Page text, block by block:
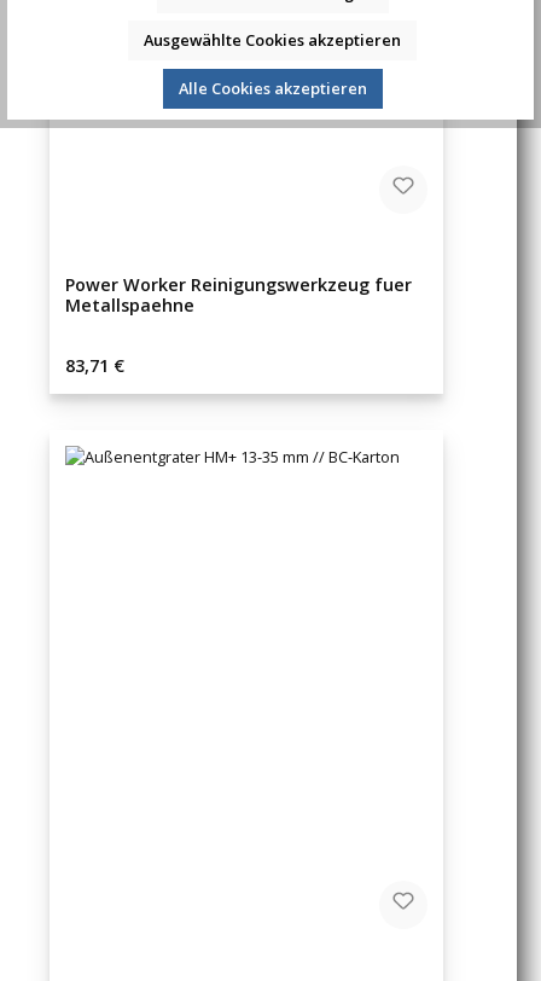
Power Worker Reinigungswerkzeug fuer
Metallspaehne
Regulärer Preis:
83,71 €
Ausgewählte Cookies akzeptieren
Alle Cookies akzeptieren